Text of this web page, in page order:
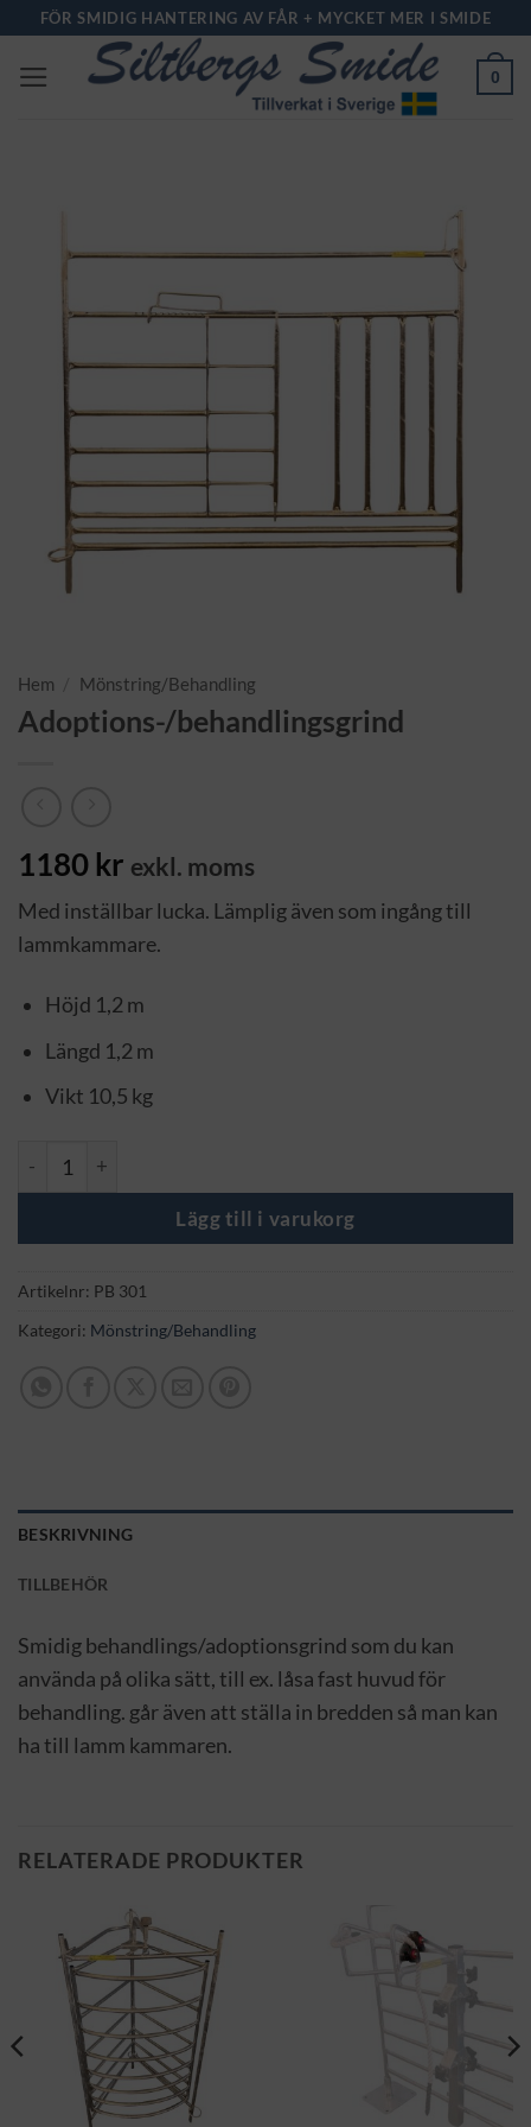
content
FÖR SMIDIG HANTERING AV FÅR + MYCKET MER I SMIDE
0
Hem Mönstring/Behandling
Adoptions-/behandlingsgrind
1180 kr exkl. moms
Med inställbar lucka. Lämplig även som ingång till
lammkammare.
Höjd 1,2 m
Längd 1,2 m
Vikt 10,5 kg
Adoptions-/behandlingsgrind mängd
Lägg till i varukorg
Artikelnr: PB 301
Kategori: Mönstring/Behandling
BESKRIVNING
TILLBEHÖR
Smidig behandlings/adoptionsgrind som du kan
använda på olika sätt, till ex. låsa fast huvud för
behandling. går även att ställa in bredden så man kan
ha till lamm kammaren.
RELATERADE PRODUKTER